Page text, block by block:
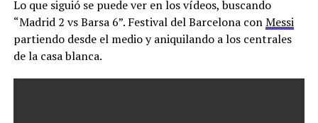
Lo que siguió se puede ver en los vídeos, buscando
“Madrid 2 vs Barsa 6”. Festival del Barcelona conMessi
partiendo desde el medio y aniquilando a los centrales
de la casa blanca.